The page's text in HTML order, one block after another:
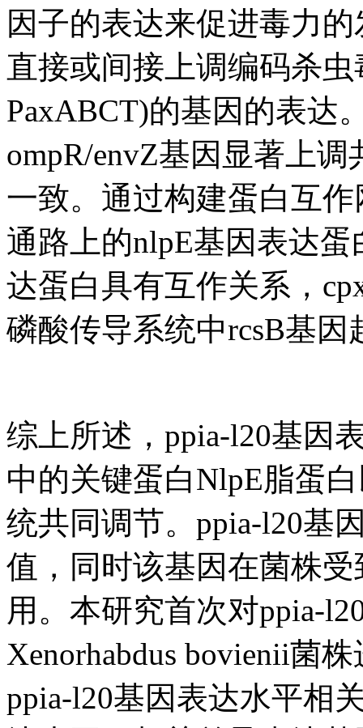
因子的表达来促进毒力
直接或间接上调编码杀
PaxABCT)的基因的表达
ompR/envZ基因显著上
一致。通过构建蛋白互
通路上的nlpE基因表达
达蛋白具有互作关系，
磷酸传导系统中rcsB基
综上所述，ppia-l20基因
中的关键蛋白NlpE脂蛋
统共同调节。ppia-l20基
值，同时该基因在菌株
用。本研究首次对ppia-
Xenorhabdus bovienii菌
ppia-l20基因表达水平相